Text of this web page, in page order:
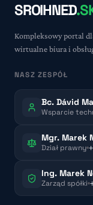
SROIHNED
Kompleksowy portal
wirtualne biura i
NASZ ZESPÓŁ
Bc. Dávid
Wsparcie
Mgr. Marek
Dział prawny
Ing. Marek
Zarząd spółki